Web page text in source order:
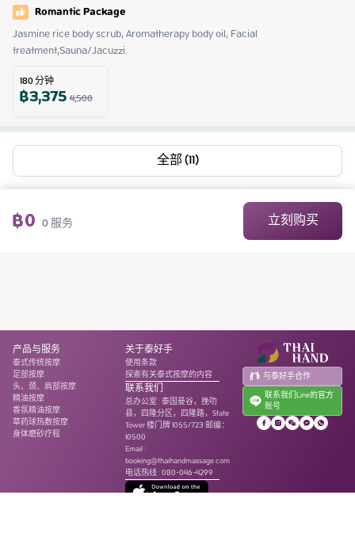
Romantic Package
Jasmine rice body scrub, Aromatherapy body oil, Facial
treatment,Sauna/Jacuzzi.
180分钟
฿3,3754,500
全部 (11)
฿0 0服务 立刻购买
产品与服务
泰式传统按摩
足部按摩
头、颈、肩部按摩
精油按摩
香氛精油按摩
草药球热敷按摩
身体磨砂疗程
关于泰好手
使用条款
探索有关泰式按摩的内容
联系我们
总办公室:泰国曼谷，挽叻
县，四隆分区，四隆路，State
Tower 楼门牌 1055/723 邮编：
10500
Email :
booking@thaihandmassage.com
电话热线:080-046-4299
与泰好手合作
联系我们Line的官方
账号